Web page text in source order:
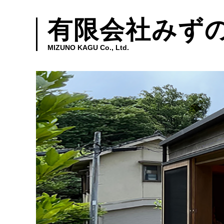
有限会社みず
MIZUNO KAGU Co., Ltd.